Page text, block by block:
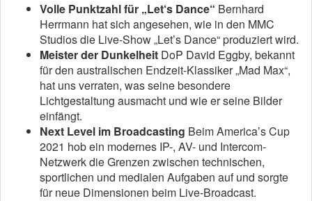
Volle Punktzahl für „Let‘s Dance“ Bernhard
Herrmann hat sich angesehen, wie in den MMC
Studios die Live-Show „Let’s Dance“ produziert wird.
Meister der Dunkelheit DoP David Eggby, bekannt
für den australischen Endzeit-Klassiker „Mad Max“,
hat uns verraten, was seine besondere
Lichtgestaltung ausmacht und wie er seine Bilder
einfängt.
Next Level im Broadcasting Beim America’s Cup
2021 hob ein modernes IP-, AV- und Intercom-
Netzwerk die Grenzen zwischen technischen,
sportlichen und medialen Aufgaben auf und sorgte
für neue Dimensionen beim Live-Broadcast.